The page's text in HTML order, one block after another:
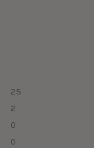
25
2
0
0